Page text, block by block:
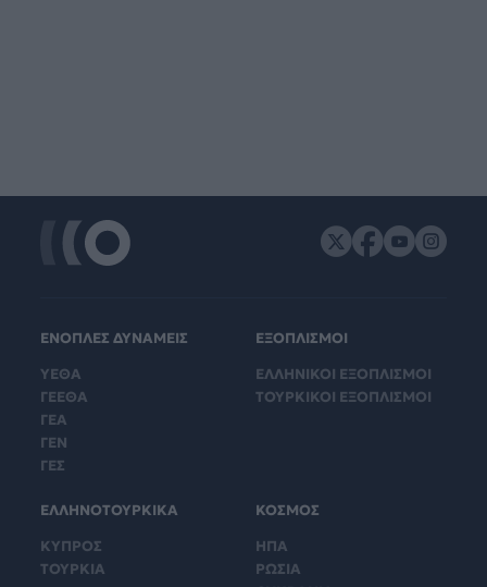
ΕΝΟΠΛΕΣ ΔΥΝΑΜΕΙΣ
ΥΕΘΑ
ΓΕΕΘΑ
ΓΕΑ
ΓΕΝ
ΓΕΣ
ΕΞΟΠΛΙΣΜΟΙ
ΕΛΛΗΝΙΚΟΙ ΕΞΟΠΛΙΣΜΟΙ
ΤΟΥΡΚΙΚΟΙ ΕΞΟΠΛΙΣΜΟΙ
ΕΛΛΗΝΟΤΟΥΡΚΙΚΑ
ΚΥΠΡΟΣ
ΤΟΥΡΚΙΑ
ΚΟΣΜΟΣ
ΗΠΑ
ΡΩΣΙΑ